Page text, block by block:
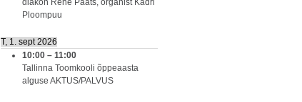
diakon Renè Paats, organist Kadri
Ploompuu
T, 1. sept 2026
10:00 – 11:00
Tallinna Toomkooli õppeaasta
alguse AKTUS/PALVUS